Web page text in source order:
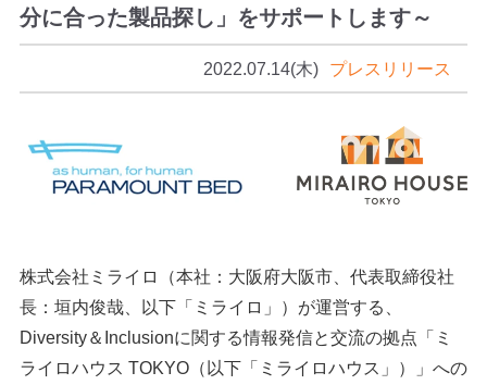
分に合った製品探し」をサポートします～
2022.07.14(木) プレスリリース
株式会社ミライロ（本社：大阪府大阪市、代表取締役社
長：垣内俊哉、以下「ミライロ」）が運営する、
Diversity＆Inclusionに関する情報発信と交流の拠点「ミ
ライロハウス TOKYO（以下「ミライロハウス」）」への